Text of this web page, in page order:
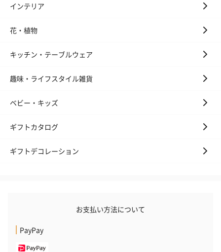
ンセンススティック
（GRAPE
お酒にぴったりのおつまみ・サプリを同梱してお届けいたしま
ン）（981円）
インテリア
花・植物
キッチン・テーブルウェア
趣味・ライフスタイル雑貨
ベビー・キッズ
ギフトカタログ
ギフトデコレーション
お支払い方法について
PayPay